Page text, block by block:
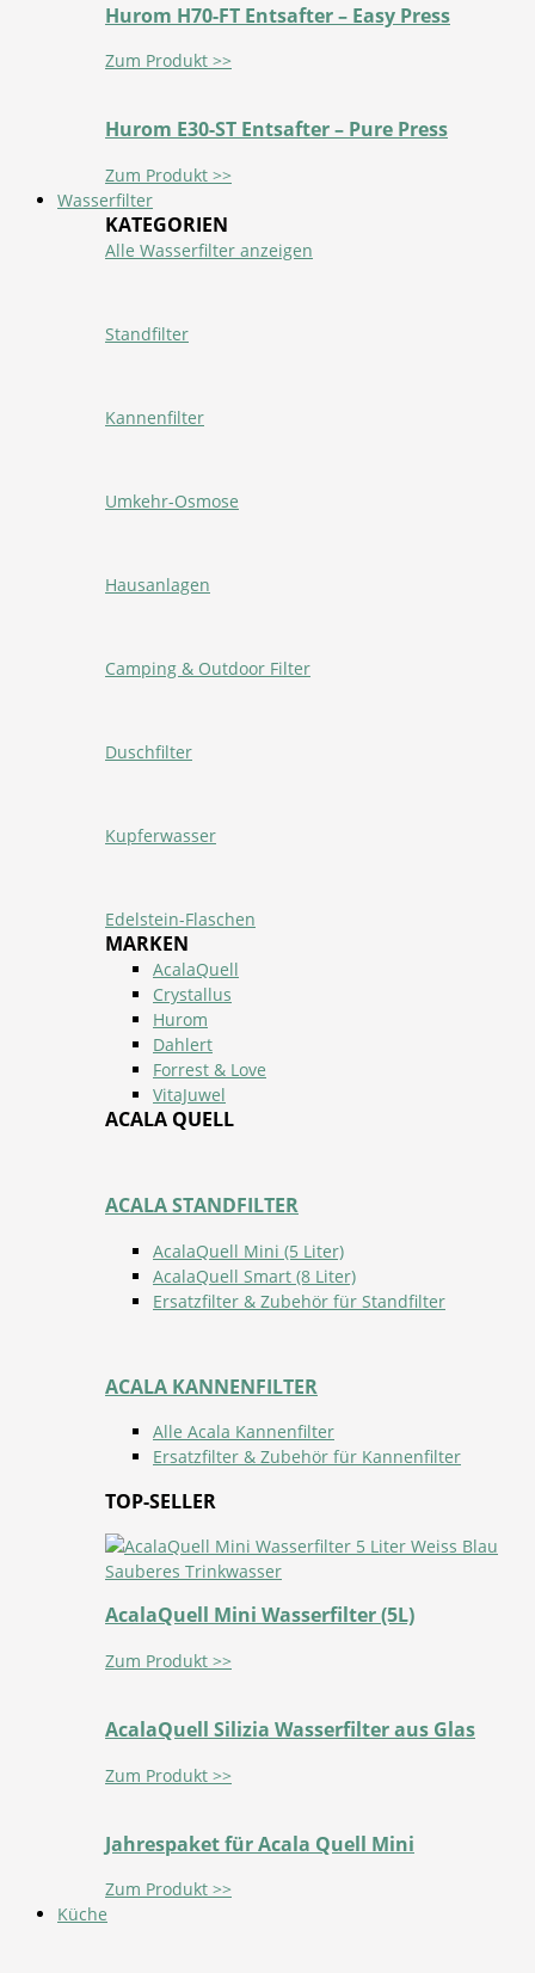
Hurom H70-FT Entsafter – Easy Press
Zum Produkt >>
Hurom E30-ST Entsafter – Pure Press
Zum Produkt >>
Wasserfilter
KATEGORIEN
Alle Wasserfilter anzeigen
Standfilter
Kannenfilter
Umkehr-Osmose
Hausanlagen
Camping & Outdoor Filter
Duschfilter
Kupferwasser
Edelstein-Flaschen
MARKEN
AcalaQuell
Crystallus
Hurom
Dahlert
Forrest & Love
VitaJuwel
ACALA QUELL
ACALA STANDFILTER
AcalaQuell Mini (5 Liter)
AcalaQuell Smart (8 Liter)
Ersatzfilter & Zubehör für Standfilter
ACALA KANNENFILTER
Alle Acala Kannenfilter
Ersatzfilter & Zubehör für Kannenfilter
TOP-SELLER
AcalaQuell Mini Wasserfilter (5L)
Zum Produkt >>
AcalaQuell Silizia Wasserfilter aus Glas
Zum Produkt >>
Jahrespaket für Acala Quell Mini
Zum Produkt >>
Küche